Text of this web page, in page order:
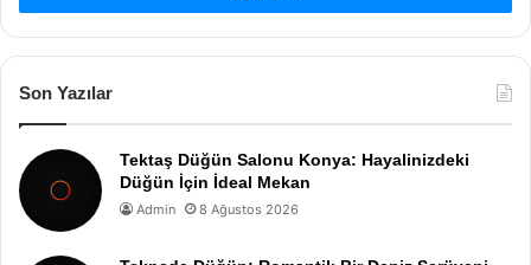
Son Yazılar
Tektaş Düğün Salonu Konya: Hayalinizdeki
Düğün İçin İdeal Mekan
Admin 8 Ağustos 2026